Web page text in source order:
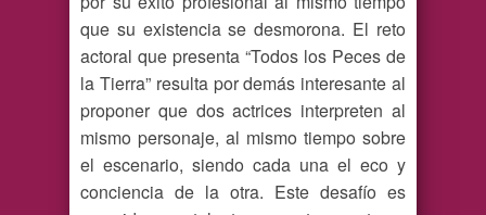
que su existencia se desmorona. El reto
actoral que presenta “Todos los Peces de
la Tierra” resulta por demás interesante al
proponer que dos actrices interpreten al
mismo personaje, al mismo tiempo sobre
el escenario, siendo cada una el eco y
conciencia de la otra. Este desafío es